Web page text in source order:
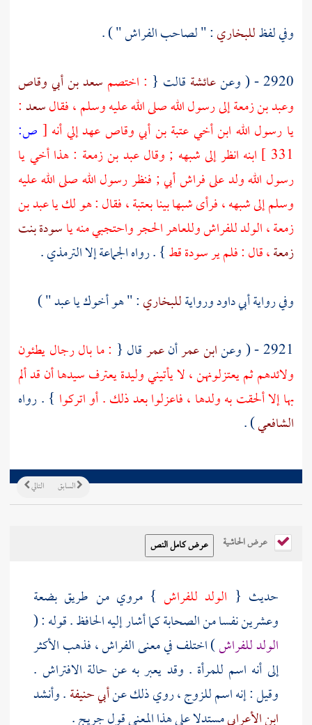
وفي لفظللبخاري: " لصاحب الفراش " ) .
2920 - ( وعن
عائشة قالت { : اختصم سعد بن أبي وقاص
وعبد بن زمعةإلى رسول الله صلى الله عليه وسلم ، فقالسعد:
يا رسول الله ابن أخيعتبة بن أبي وقاصعهد إلي أنه [ ص:
331 ] ابنه انظر إلى شبهه ; وقالعبد بن زمعة : هذا أخي يا
رسول الله ولد على فراش أبي ; فنظر رسول الله صلى الله عليه
وسلم إلى شبهه ، فرأى شبها بينا بعتبة ، فقال : هو لك ياعبد بن
زمعة، الولد للفراش وللعاهر الحجر واحتجبي منه ياسودة بنت
زمعة، قال : فلم يرسودةقط} . رواه الجماعة إلاالترمذي.
وفي روايةأبي داودوروايةللبخاري: " هو أخوك يا عبد " )
2921 - ( وعن
ابن عمرأنعمرقال { : ما بال رجال يطئون
ولائدهم ثم يعتزلونهن ، لا يأتيني وليدة يعترف سيدها أن قد ألم
بها إلا ألحقت به ولدها ، فاعزلوا بعد ذلك . أو اتركوا } . رواه
الشافعي) .
التالي السابق
عرض الحاشية
حديث { الولد للفراش } مروي من طريق بضعة
وعشرين نفسا من الصحابة كما أشار إليهالحافظ. قوله : (
الولد للفراش) اختلف في معنى الفراش ، فذهب الأكثر
إلى أنه اسم للمرأة . وقد يعبر به عن حالة الافتراش .
وقيل : إنه اسم للزوج ، روي ذلك عنأبي حنيفة. وأنشد
ابن الأعرابيمستدلا على هذا المعنى قولجريج.